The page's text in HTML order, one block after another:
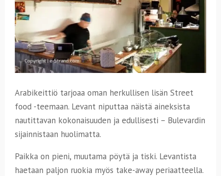
Arabikeittiö tarjoaa oman herkullisen lisän Street
food -teemaan. Levant niputtaa näistä aineksista
nautittavan kokonaisuuden ja edullisesti – Bulevardin
sijainnistaan huolimatta.
Paikka on pieni, muutama pöytä ja tiski. Levantista
haetaan paljon ruokia myös take-away periaatteella.